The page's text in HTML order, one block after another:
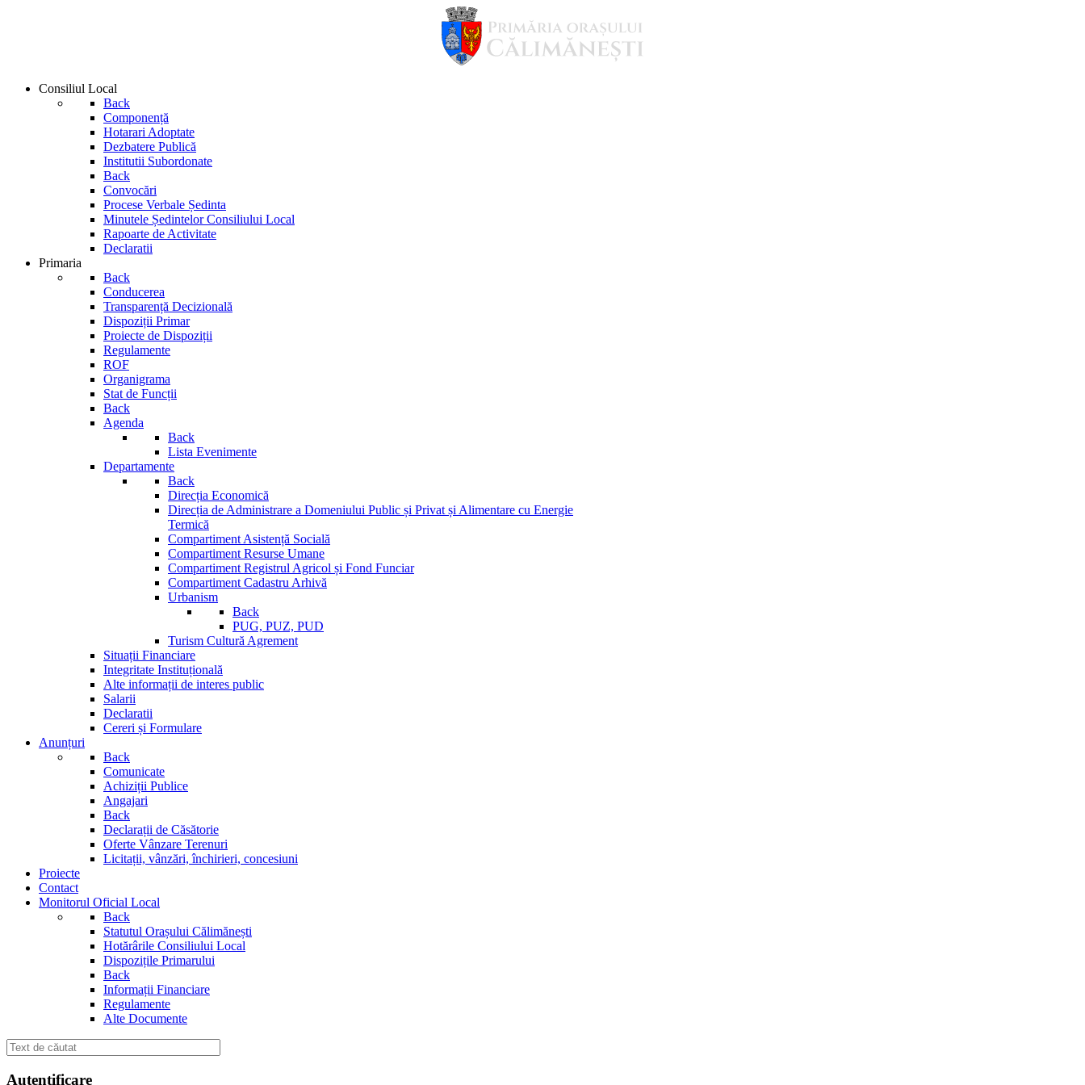
Consiliul Local
Back
Componență
Hotarari Adoptate
Dezbatere Publică
Institutii Subordonate
Back
Convocări
Procese Verbale Ședinta
Minutele Ședintelor Consiliului Local
Rapoarte de Activitate
Declaratii
Primaria
Back
Conducerea
Transparență Decizională
Dispoziții Primar
Proiecte de Dispoziții
Regulamente
ROF
Organigrama
Stat de Funcții
Back
Agenda
Back
Lista Evenimente
Departamente
Back
Direcția Economică
Direcția de Administrare a Domeniului Public și Privat și Alimentare cu Energie
Termică
Compartiment Asistență Socială
Compartiment Resurse Umane
Compartiment Registrul Agricol și Fond Funciar
Compartiment Cadastru Arhivă
Urbanism
Back
PUG, PUZ, PUD
Turism Cultură Agrement
Situații Financiare
Integritate Instituțională
Alte informații de interes public
Salarii
Declaratii
Cereri și Formulare
Anunțuri
Back
Comunicate
Achiziții Publice
Angajari
Back
Declarații de Căsătorie
Oferte Vânzare Terenuri
Licitații, vânzări, închirieri, concesiuni
Proiecte
Contact
Monitorul Oficial Local
Back
Statutul Orașului Călimănești
Hotărârile Consiliului Local
Dispozițile Primarului
Back
Informații Financiare
Regulamente
Alte Documente
Autentificare